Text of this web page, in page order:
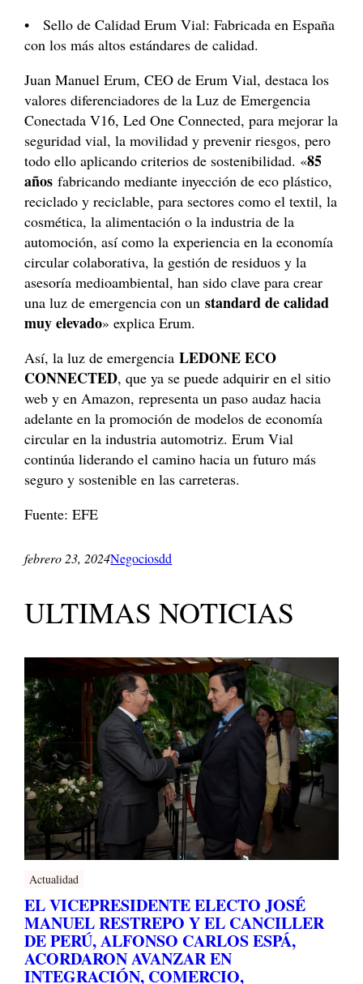
• Sello de Calidad Erum Vial: Fabricada en España
con los más altos estándares de calidad.
Juan Manuel Erum, CEO de Erum Vial, destaca los
valores diferenciadores de la Luz de Emergencia
Conectada V16, Led One Connected, para mejorar la
seguridad vial, la movilidad y prevenir riesgos, pero
todo ello aplicando criterios de sostenibilidad. «85
años fabricando mediante inyección de eco plástico,
reciclado y reciclable, para sectores como el textil, la
cosmética, la alimentación o la industria de la
automoción, así como la experiencia en la economía
circular colaborativa, la gestión de residuos y la
asesoría medioambiental, han sido clave para crear
una luz de emergencia con unstandard de calidad
muy elevado» explica Erum.
Así, la luz de emergencia LEDONE ECO
CONNECTED, que ya se puede adquirir en el sitio
web y en Amazon, representa un paso audaz hacia
adelante en la promoción de modelos de economía
circular en la industria automotriz. Erum Vial
continúa liderando el camino hacia un futuro más
seguro y sostenible en las carreteras.
Fuente: EFE
febrero 23, 2024Negociosdd
ULTIMAS NOTICIAS
Actualidad
EL VICEPRESIDENTE ELECTO JOSÉ
MANUEL RESTREPO Y EL CANCILLER
DE PERÚ, ALFONSO CARLOS ESPÁ,
ACORDARON AVANZAR EN
INTEGRACIÓN, COMERCIO,